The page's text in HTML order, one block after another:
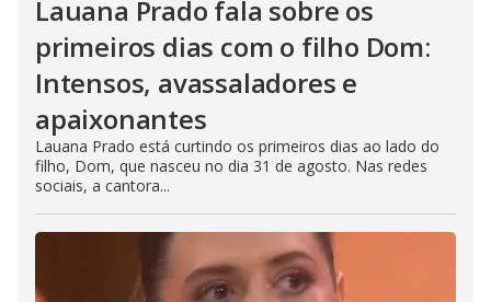
Lauana Prado fala sobre os
primeiros dias com o filho Dom:
Intensos, avassaladores e
apaixonantes
Lauana Prado está curtindo os primeiros dias ao lado do
filho, Dom, que nasceu no dia 31 de agosto. Nas redes
sociais, a cantora...